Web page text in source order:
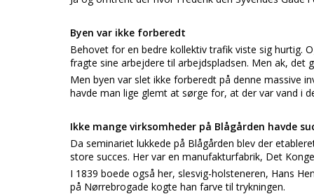
Byen var ikke forberedt
Behovet for en bedre kollektiv trafik viste sig hurtig.
fragte sine arbejdere til arbejdspladsen. Men ak,
Men byen var slet ikke forberedt på denne massive
havde man lige glemt at sørge for, at der var vand i
Ikke mange virksomheder på Blågården havde
Da seminariet lukkede på Blågården blev der
store succes. Her var en manufakturfabrik, Det
I 1839 boede også her, slesvig-holsteneren, Hans
på Nørrebrogade kogte han farve til trykningen.